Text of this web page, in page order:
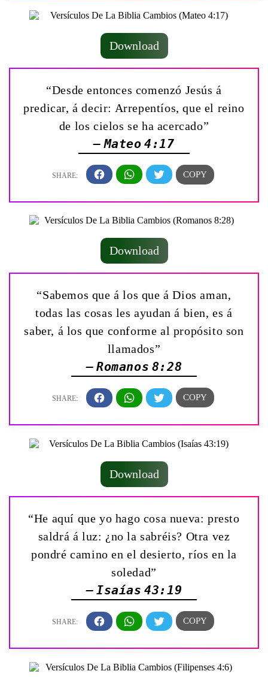
Download
“Desde entonces comenzó Jesús á
predicar, á decir: Arrepentíos, que el reino
de los cielos se ha acercado”
— Mateo 4:17
Download
“Sabemos que á los que á Dios aman,
todas las cosas les ayudan á bien, es á
saber, á los que conforme al propósito son
llamados”
— Romanos 8:28
Download
“He aquí que yo hago cosa nueva: presto
saldrá á luz: ¿no la sabréis? Otra vez
pondré camino en el desierto, ríos en la
soledad”
— Isaías 43:19